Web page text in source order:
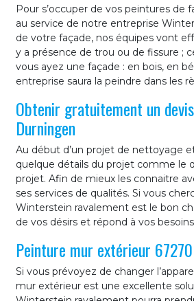
Pour s’occuper de vos peintures de
au service de notre entreprise
de votre façade, nos équipes vont
y a présence de trou ou de fissure ;
vous ayez une façade : en bois, en
entreprise saura la peindre dans les
Obtenir gratuitement un
Durningen
Au début d’un projet de nettoyage
quelque détails du projet comme le
projet. Afin de mieux les connaitre
ses services de qualités. Si vous
Winterstein ravalement est le bon
de vos désirs et répond à vos besoins
Peinture mur extérieur
Si vous prévoyez de changer
mur extérieur est une excellente